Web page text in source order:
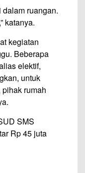
dalam ruangan.
katanya.
kegiatan
Beberapa
elektif,
untuk
rumah
SMS
Rp 45 juta